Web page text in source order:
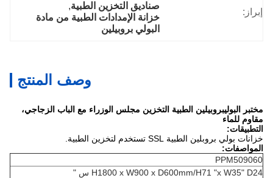
إبراز:
صناديق التخزين الطبية,
خزانة الإمدادات الطبية من مادة
البولي بروبيلين
وصف المنتج
مختبر البوليبروبيلين الطبية التخزين مجلس الوزراء مع الباب الزجاجي،
مقاوم للماء
التطبيقات:
خزانات بولي بروبلين الطبية SSL تستخدم لتخزين الطبية.
المواصفات:
PPM509060
H1800 x W900 x D600mm/H71 "x W35" D24 س "